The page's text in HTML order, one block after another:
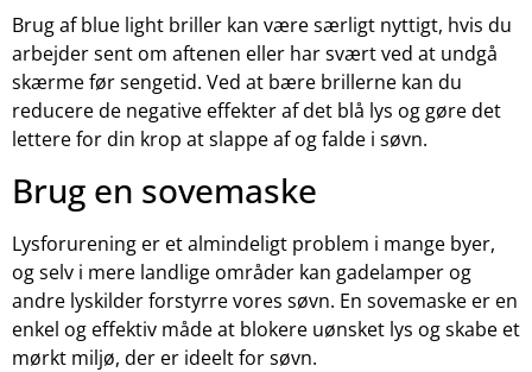
Brug af blue light briller kan være særligt nyttigt, hvis du
arbejder sent om aftenen eller har svært ved at undgå
skærme før sengetid. Ved at bære brillerne kan du
reducere de negative effekter af det blå lys og gøre det
lettere for din krop at slappe af og falde i søvn.
Brug en sovemaske
Lysforurening er et almindeligt problem i mange byer,
og selv i mere landlige områder kan gadelamper og
andre lyskilder forstyrre vores søvn. En sovemaske er en
enkel og effektiv måde at blokere uønsket lys og skabe et
mørkt miljø, der er ideelt for søvn.